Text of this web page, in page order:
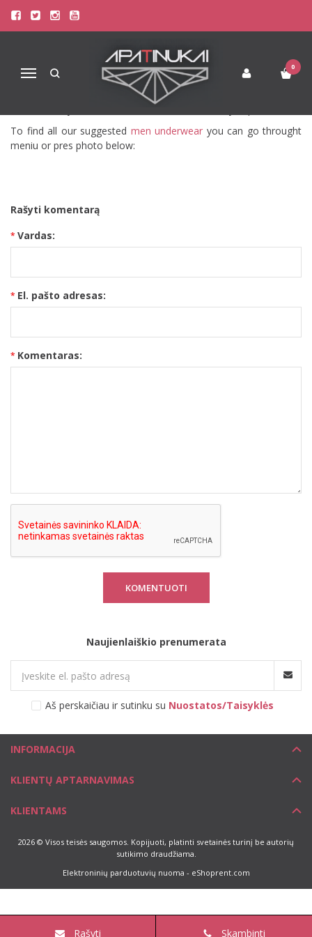
Navigacija
0
Skaitė 4167
Men underwear - the second skin. Mostly men doesn't pay
attention to their underwear and only after they find best model
for them they understand that underwear is really important.
To find all our suggested men underwear you can go throught
meniu or pres photo below:
Rašyti komentarą
Vardas:
El. pašto adresas:
Komentaras:
KOMENTUOTI
Naujienlaiškio prenumerata
Aš perskaičiau ir sutinku su Nuostatos/Taisyklės
INFORMACIJA
KLIENTŲ APTARNAVIMAS
KLIENTAMS
2026 © Visos teisės saugomos. Kopijuoti, platinti svetainės turinį be autorių
sutikimo draudžiama.
Elektroninių parduotuvių nuoma - eShoprent.com
Rašyti Skambinti